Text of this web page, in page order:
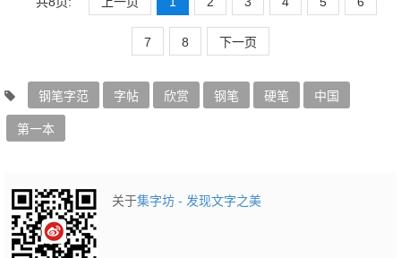
7 8 下一页
钢笔字范 字帖 欣赏 钢笔 硬笔 中国
第一本
关于集字坊 - 发现文字之美